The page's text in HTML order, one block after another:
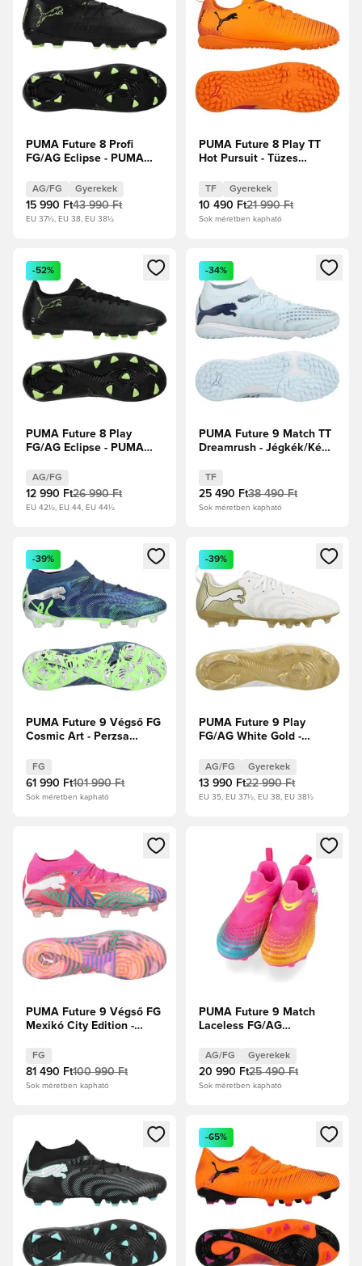
PUMA Future 8 Profi
FG/AG Eclipse - PUMA
pálya Gyerek
AG/FG Gyerekek
15 990 Ft43 990 Ft
EU 37½, EU 38, EU 38½
PUMA Future 8 Play TT
Hot Pursuit - Tüzes
Fekete/Ravish Gyerek
TF Gyerekek
10 490 Ft21 990 Ft
Sok méretben kapható
Megnyit egy modált a bejelentkezéshez vagy a tagként
-52%
PUMA Future 8 Play
FG/AG Eclipse - PUMA
pálya
AG/FG
12 990 Ft26 990 Ft
EU 42½, EU 44, EU 44½
Megnyit egy modált a
-34%
PUMA Future 9 Match TT
Dreamrush - Jégkék/Kék
TF
25 490 Ft38 490 Ft
Sok méretben kapható
Megnyit egy modált a bejelentkezéshez vagy a tagként
-39%
PUMA Future 9 Végső FG
Cosmic Art - Perzsa
ezüst Limitált kiadás
FG
61 990 Ft101 990 Ft
Sok méretben kapható
Megnyit egy modált a
-39%
PUMA Future 9 Play
FG/AG White Gold -
arany/PUMA Fekete
Gyerek
AG/FG Gyerekek
13 990 Ft22 990 Ft
EU 35, EU 37½, EU 38, EU 38½
Megnyit egy modált a bejelentkezéshez vagy a tagként
PUMA Future 9 Végső FG
Mexikó City Edition -
FG
81 490 Ft100 990 Ft
Sok méretben kapható
Megnyit egy modált a
PUMA Future 9 Match
Laceless FG/AG
rózsaszín/Sun Stream/
Élénk türkiz/PUMA Fehér
Gyerek
AG/FG Gyerekek
20 990 Ft25 490 Ft
Sok méretben kapható
Megnyit egy modált a bejelentkezéshez vagy a tagként
Megnyit egy modált a
-65%